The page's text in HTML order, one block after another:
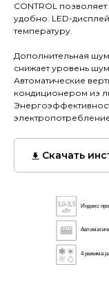
CONTROL
удобно. LED-
температуру.
Дополнительная
снижает уровень
Автоматические
кондиционером из
Скачать
Индекс
4 режима